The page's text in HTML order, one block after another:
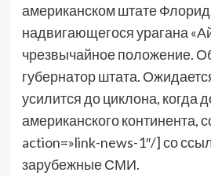
американском штате
надвигающегося урагана
чрезвычайное положение.
губернатор штата.
усилится до циклона, когда
американского континента,
action=»link-news-1″/] со
зарубежные СМИ.